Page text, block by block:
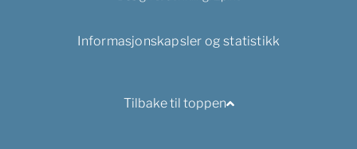
Informasjonskapsler og statistikk
Tilbake til toppen